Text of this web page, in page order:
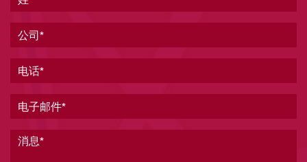
公司
电话
电子邮件
消息